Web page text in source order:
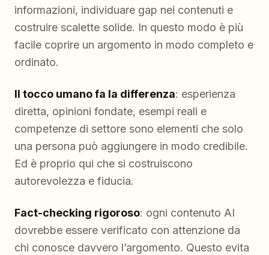
informazioni, individuare gap nei contenuti e
costruire scalette solide. In questo modo è più
facile coprire un argomento in modo completo e
ordinato.
Il tocco umano fa la differenza: esperienza
diretta, opinioni fondate, esempi reali e
competenze di settore sono elementi che solo
una persona può aggiungere in modo credibile.
Ed è proprio qui che si costruiscono
autorevolezza e fiducia.
Fact-checking rigoroso: ogni contenuto AI
dovrebbe essere verificato con attenzione da
chi conosce davvero l’argomento. Questo evita